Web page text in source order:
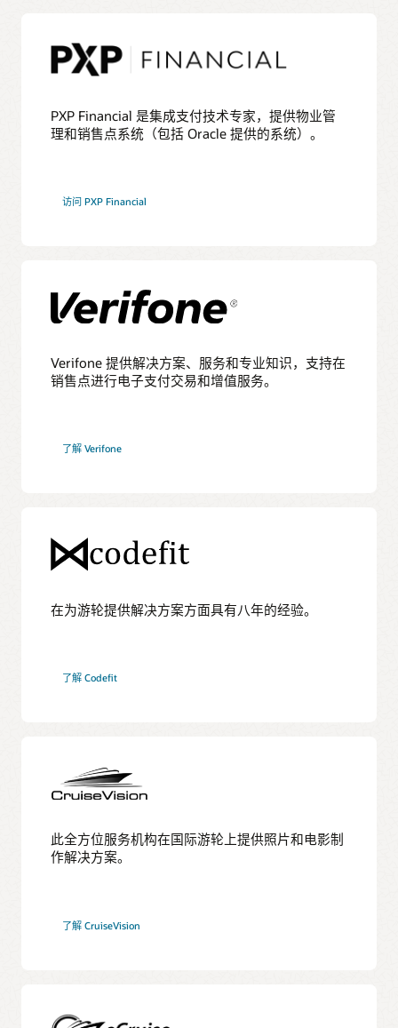
PXP Financial 是集成支付技术专家，提供物业管
理和销售点系统（包括 Oracle 提供的系统）。
访问 PXP Financial
Verifone 提供解决方案、服务和专业知识，支持在
销售点进行电子支付交易和增值服务。
了解 Verifone
在为游轮提供解决方案方面具有八年的经验。
了解 Codefit
此全方位服务机构在国际游轮上提供照片和电影制
作解决方案。
了解 CruiseVision